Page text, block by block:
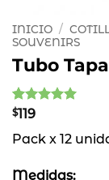
INICIO /
SOUVENIRS
Tubo
Valorado
en base a
1
cliente
$119
Pack x 12
Medidas: